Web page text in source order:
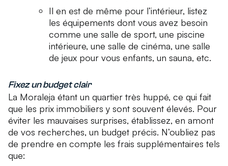
Il en est de même pour l’intérieur, listez
les équipements dont vous avez besoin
comme une salle de sport, une piscine
intérieure, une salle de cinéma, une salle
de jeux pour vous enfants, un sauna, etc.
Fixez un budget clair
La Moraleja étant un quartier très huppé, ce qui fait
que les prix immobiliers y sont souvent élevés. Pour
éviter les mauvaises surprises, établissez, en amont
de vos recherches, un budget précis. N’oubliez pas
de prendre en compte les frais supplémentaires tels
que: